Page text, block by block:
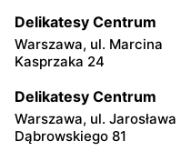
Delikatesy Centrum
Warszawa, ul. Marcina
Kasprzaka 24
Delikatesy Centrum
Warszawa, ul. Jarosława
Dąbrowskiego 81